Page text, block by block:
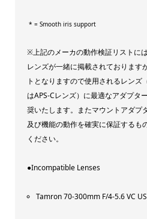
* = Smooth iris support
※上記のメーカの動作検証リストに
レンズが一緒に掲載されております
トとなりますので使用されるレンズ
はAPS-Cレンズ）に最適なアダプタ
奨いたします。またマウントアダプ
及び機能の動作を確実に保証するも
ください。
●Incompatible Lenses
Tamron 70-300mm F/4-5.6 VC